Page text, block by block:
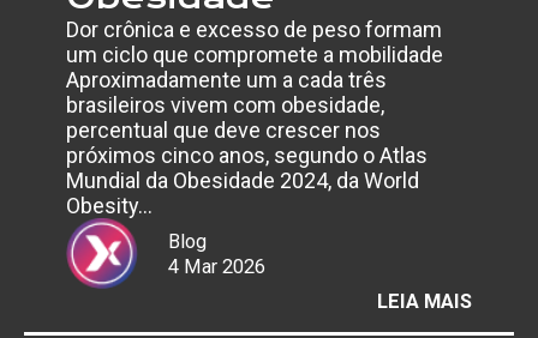
Dor crônica e excesso de peso formam
um ciclo que compromete a mobilidade
Aproximadamente um a cada três
brasileiros vivem com obesidade,
percentual que deve crescer nos
próximos cinco anos, segundo o Atlas
Mundial da Obesidade 2024, da World
Obesity…
Blog
4 Mar 2026
LEIA MAIS: